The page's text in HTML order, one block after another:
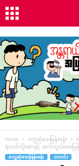
Home တွေ့ဆုံမေးမြန်းခန်း
ရဲဘော်ကိုစောနှင့် ဆက်သွယ်မေးမြန်
တွေ့ဆုံမေးမြန်းခန်း သတင်း